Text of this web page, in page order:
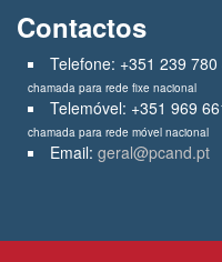
Contactos
Telefone: +351 239 780
chamada para rede fixe nacional
Telemóvel: +351 969
chamada para rede móvel nacional
Email: geral@pcand.pt